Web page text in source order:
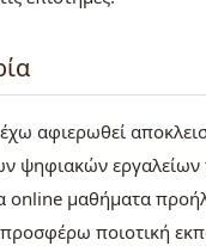
αφιερωθεί
ψηφιακών
online μαθήματα
προσφέρω ποιοτική